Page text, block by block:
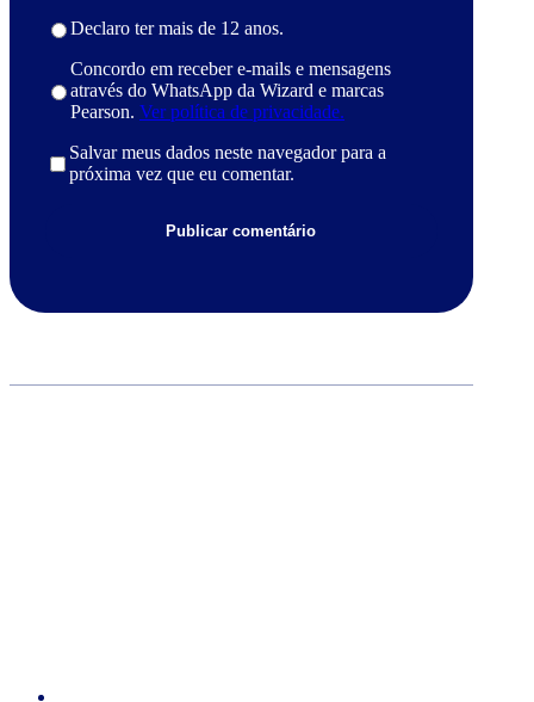
Declaro ter mais de 12 anos.
Concordo em receber e-mails e mensagens
através do WhatsApp da Wizard e marcas
Pearson. Ver política de privacidade.
Salvar meus dados neste navegador para a
próxima vez que eu comentar.